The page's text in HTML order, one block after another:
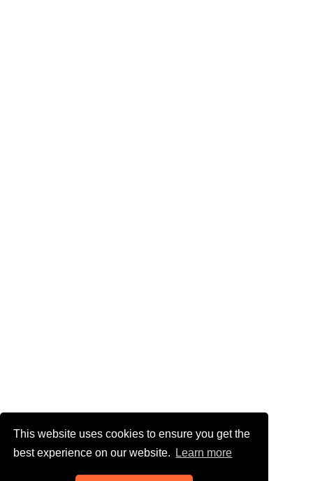
This website uses cookies to ensure you get the
best experience on our website.
Learn more